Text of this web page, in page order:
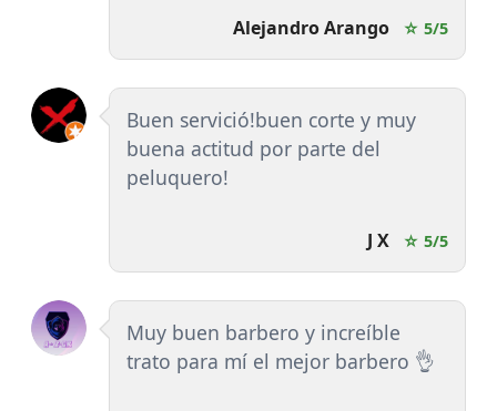
Alejandro Arango ☆ 5/5
Buen servició!buen corte y muy
buena actitud por parte del
peluquero!
J X ☆ 5/5
Muy buen barbero y increíble
trato para mí el mejor barbero 👌